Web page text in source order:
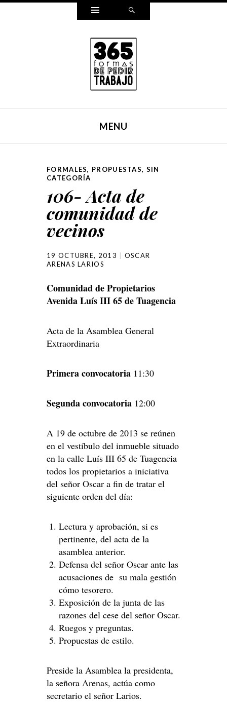
Widgets
MENU
FORMALES, PROPUESTAS, SIN
CATEGORÍA
106- Acta de
comunidad de
vecinos
19 OCTUBRE, 2013
OSCAR
ARENAS LARIOS
Comunidad de Propietarios
Avenida Luís III 65 de Tuagencia
Acta de la Asamblea General
Extraordinaria
Primera convocatoria 11:30
Segunda convocatoria 12:00
A 19 de octubre de 2013 se reúnen
en el vestíbulo del inmueble situado
en la calle Luís III 65 de Tuagencia
todos los propietarios a iniciativa
del señor Oscar a fin de tratar el
siguiente orden del día:
Lectura y aprobación, si es
pertinente, del acta de la
asamblea anterior.
Defensa del señor Oscar ante las
acusaciones de su mala gestión
cómo tesorero.
Exposición de la junta de las
razones del cese del señor Oscar.
Ruegos y preguntas.
Propuestas de estilo.
Preside la Asamblea la presidenta,
la señora Arenas, actúa como
secretario el señor Larios.